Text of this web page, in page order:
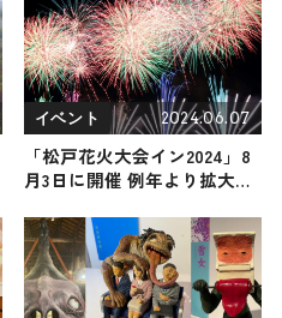
イベント 2024.06.07
「松戸花火大会イン2024」8
月3日に開催 例年より拡大し